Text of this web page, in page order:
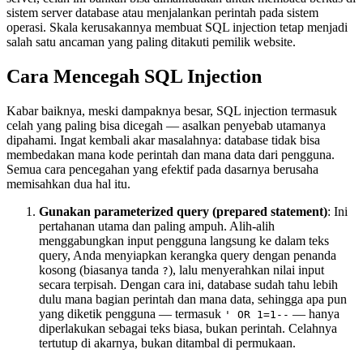
sistem server database atau menjalankan perintah pada sistem
operasi. Skala kerusakannya membuat SQL injection tetap menjadi
salah satu ancaman yang paling ditakuti pemilik website.
Cara Mencegah SQL Injection
Kabar baiknya, meski dampaknya besar, SQL injection termasuk
celah yang paling bisa dicegah — asalkan penyebab utamanya
dipahami. Ingat kembali akar masalahnya: database tidak bisa
membedakan mana kode perintah dan mana data dari pengguna.
Semua cara pencegahan yang efektif pada dasarnya berusaha
memisahkan dua hal itu.
Gunakan parameterized query (prepared statement): Ini
pertahanan utama dan paling ampuh. Alih-alih
menggabungkan input pengguna langsung ke dalam teks
query, Anda menyiapkan kerangka query dengan penanda
kosong (biasanya tanda ?), lalu menyerahkan nilai input
secara terpisah. Dengan cara ini, database sudah tahu lebih
dulu mana bagian perintah dan mana data, sehingga apa pun
yang diketik pengguna — termasuk ' OR 1=1-- — hanya
diperlakukan sebagai teks biasa, bukan perintah. Celahnya
tertutup di akarnya, bukan ditambal di permukaan.